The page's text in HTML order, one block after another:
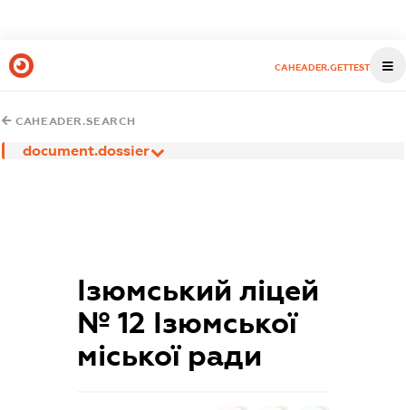
CAHEADER.GETTEST
CAHEADER.SEARCH
document.dossier
Ізюмський ліцей
№ 12 Ізюмської
міської ради